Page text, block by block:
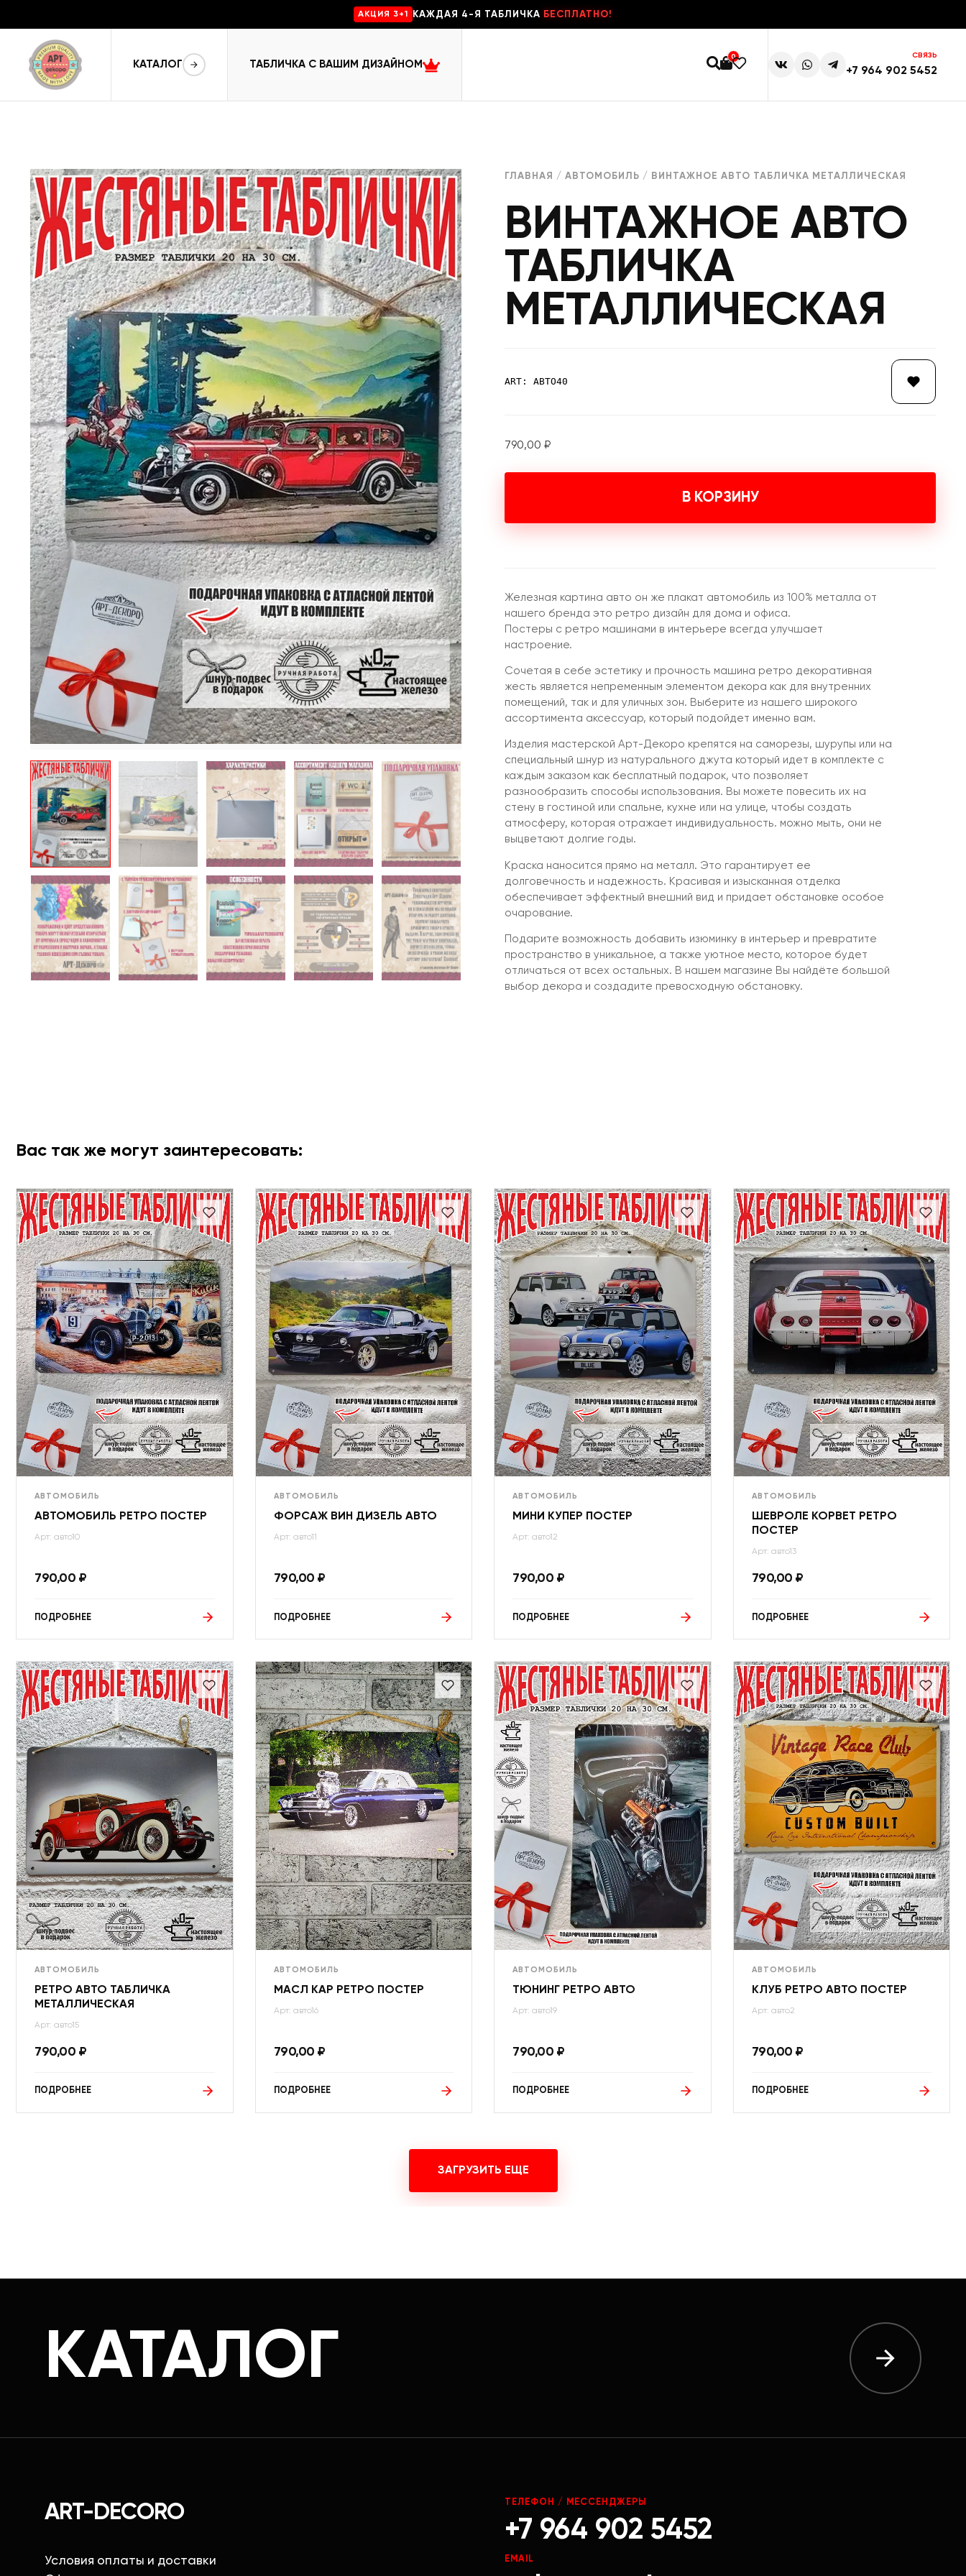
AKЦИЯ 3+1 КАЖДАЯ 4-Я ТАБЛИЧКА БЕСПЛАТНО!
КАТАЛОГ ТАБЛИЧКА С ВАШИМ ДИЗАЙНОМ
0 СВЯЗЬ
+7 964 902 5452
ГЛАВНАЯ / АВТОМОБИЛЬ / ВИНТАЖНОЕ АВТО ТАБЛИЧКА МЕТАЛЛИЧЕСКАЯ
ВИНТАЖНОЕ АВТО
ТАБЛИЧКА
МЕТАЛЛИЧЕСКАЯ
ART: АВТО40
790,00 ₽
В КОРЗИНУ
Железная картина авто он же плакат автомобиль из 100% металла от
нашего бренда это ретро дизайн для дома и офиса.
Постеры с ретро машинами в интерьере всегда улучшает
настроение.
Сочетая в себе эстетику и прочность машина ретро декоративная
жесть является непременным элементом декора как для внутренних
помещений, так и для уличных зон. Выберите из нашего широкого
ассортимента аксессуар, который подойдет именно вам.
Изделия мастерской Арт-Декоро крепятся на саморезы, шурупы или на
специальный шнур из натурального джута который идет в комплекте с
каждым заказом как бесплатный подарок, что позволяет
разнообразить способы использования. Вы можете повесить их на
стену в гостиной или спальне, кухне или на улице, чтобы создать
атмосферу, которая отражает индивидуальность. можно мыть, они не
выцветают долгие годы.
Краска наносится прямо на металл. Это гарантирует ее
долговечность и надежность. Красивая и изысканная отделка
обеспечивает эффектный внешний вид и придает обстановке особое
очарование.
Подарите возможность добавить изюминку в интерьер и превратите
пространство в уникальное, а также уютное место, которое будет
отличаться от всех остальных. В нашем магазине Вы найдёте большой
выбор декора и создадите превосходную обстановку.
Вас так же могут заинтересовать:
АВТОМОБИЛЬ
АВТОМОБИЛЬ РЕТРО ПОСТЕР
Арт: авто10
790,00 ₽
ПОДРОБНЕЕ
АВТОМОБИЛЬ
ФОРСАЖ ВИН ДИЗЕЛЬ АВТО
Арт: авто11
790,00 ₽
ПОДРОБНЕЕ
АВТОМОБИЛЬ
МИНИ КУПЕР ПОСТЕР
Арт: авто12
790,00 ₽
ПОДРОБНЕЕ
АВТОМОБИЛЬ
ШЕВРОЛЕ КОРВЕТ РЕТРО
ПОСТЕР
Арт: авто13
790,00 ₽
ПОДРОБНЕЕ
АВТОМОБИЛЬ
РЕТРО АВТО ТАБЛИЧКА
МЕТАЛЛИЧЕСКАЯ
Арт: авто15
790,00 ₽
ПОДРОБНЕЕ
АВТОМОБИЛЬ
МАСЛ КАР РЕТРО ПОСТЕР
Арт: авто16
790,00 ₽
ПОДРОБНЕЕ
АВТОМОБИЛЬ
ТЮНИНГ РЕТРО АВТО
Арт: авто19
790,00 ₽
ПОДРОБНЕЕ
АВТОМОБИЛЬ
КЛУБ РЕТРО АВТО ПОСТЕР
Арт: авто2
790,00 ₽
ПОДРОБНЕЕ
ЗАГРУЗИТЬ ЕЩЕ
КАТАЛОГ
ART-DECORO
Условия оплаты и доставки
ТЕЛЕФОН / МЕССЕНДЖЕРЫ
+7 964 902 5452
EMAIL